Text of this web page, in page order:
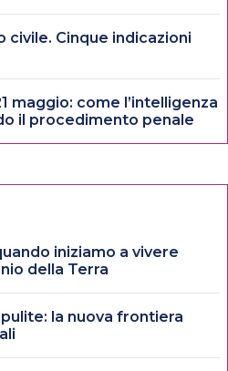
Cinque indicazioni
maggio: come l’intelligenza
il procedimento penale
iniziamo a vivere
della Terra
la nuova frontiera